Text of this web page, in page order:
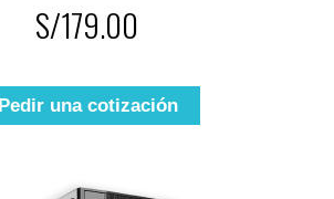
S/179.00
Pedir una cotización